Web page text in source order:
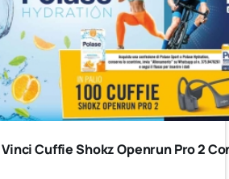
Cuffie Shokz Openrun Pro 2